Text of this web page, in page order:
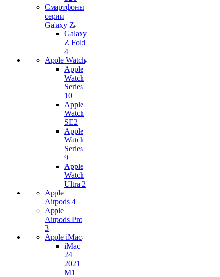
Смартфоны
серии
Galaxy Z
Galaxy
Z Fold
4
Apple Watch
Apple
Watch
Series
10
Apple
Watch
SE2
Apple
Watch
Series
9
Apple
Watch
Ultra 2
Apple
Airpods 4
Apple
Airpods Pro
3
Apple iMac
iMac
24
2021
M1